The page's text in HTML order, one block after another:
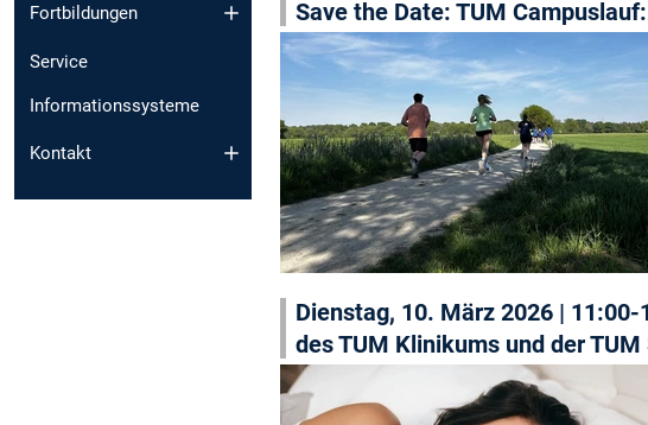
Fortbildungen
Service
Informationssysteme
Kontakt
Save the Date: TUM
Dienstag, 10. März 2026 |
des TUM Klinikums und der